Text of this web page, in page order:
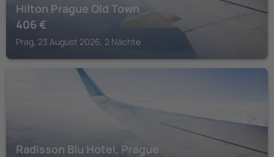
Hilton Prague Old Town
406 €
Prag, 23 August 2026, 2 Nächte
Radisson Blu Hotel, Prague